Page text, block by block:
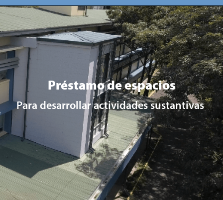
Préstamo de espacios
Para desarrollar actividades sustantivas